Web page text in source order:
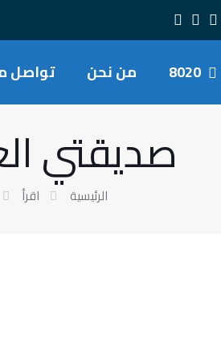
8020 من نحن تواصل
صديقتي
الرئيسية اقرأ